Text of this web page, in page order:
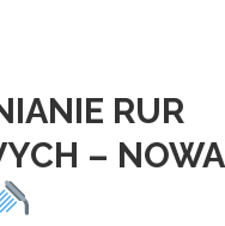
RUR
– NOWA